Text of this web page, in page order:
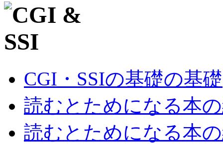
CGI・SSIの基礎の基礎
読むとためになる本
読むとためになる本